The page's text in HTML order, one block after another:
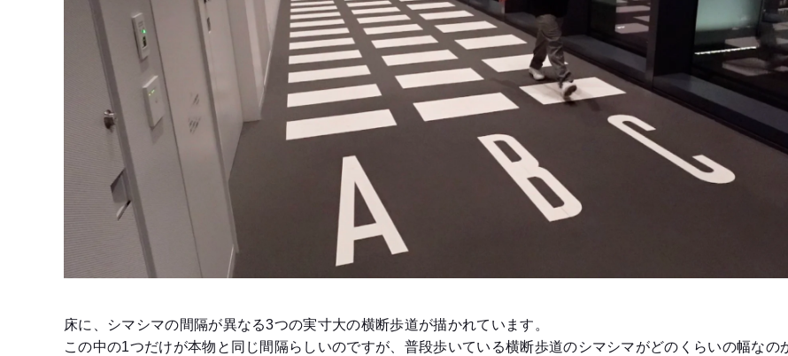
床に、シマシマの間隔が異なる3つの実寸大の横断歩道が描かれています。
この中の1つだけが本物と同じ間隔らしいのですが、普段歩いている横断歩道のシマシマがどのくらいの幅なの